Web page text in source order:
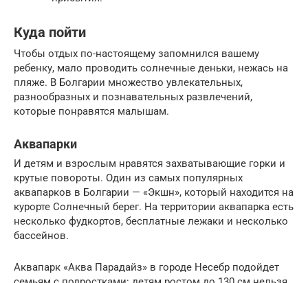
Куда пойти
Чтобы отдых по-настоящему запомнился вашему
ребенку, мало проводить солнечные деньки, нежась на
пляже. В Болгарии множество увлекательных,
разнообразных и познавательных развлечений,
которые понравятся малышам.
Аквапарки
И детям и взрослым нравятся захватывающие горки и
крутые повороты. Один из самых популярных
аквапарков в Болгарии — «Экшн», который находится на
курорте Солнечный берег. На территории аквапарка есть
несколько фудкортов, бесплатные лежаки и несколько
бассейнов.
Аквапарк «Аква Парадайз» в городе Несебр подойдет